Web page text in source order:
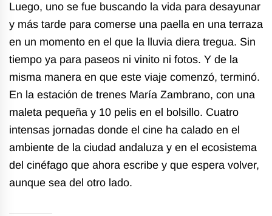
Luego, uno se fue buscando la vida para desayunar
y más tarde para comerse una paella en una terraza
en un momento en el que la lluvia diera tregua. Sin
tiempo ya para paseos ni vinito ni fotos. Y de la
misma manera en que este viaje comenzó, terminó.
En la estación de trenes María Zambrano, con una
maleta pequeña y 10 pelis en el bolsillo. Cuatro
intensas jornadas donde el cine ha calado en el
ambiente de la ciudad andaluza y en el ecosistema
del cinéfago que ahora escribe y que espera volver,
aunque sea del otro lado.